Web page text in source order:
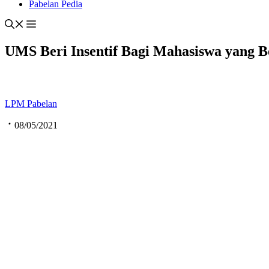
Pabelan Pedia
UMS Beri Insentif Bagi Mahasiswa yang
LPM Pabelan
08/05/2021